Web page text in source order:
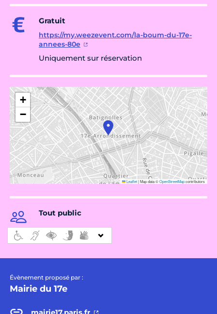
Gratuit
https://my.weezevent.com/la-boum-du-17e-
annees-80e
Uniquement sur réservation
+
−
Leaflet|Map data ©OpenStreetMapcontributors
Tout public
Évènement proposé par :
Mairie du 17e